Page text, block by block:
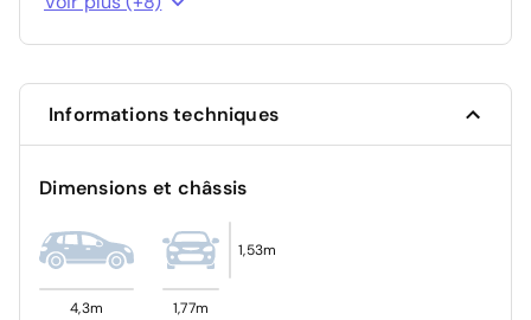
Verrouillage automatique des ouvrants en roulant
Feu de jour
Allumage automatique des feux de croisement
Informations techniques
Dimensions et châssis
4,3m 1,77m
1,53m